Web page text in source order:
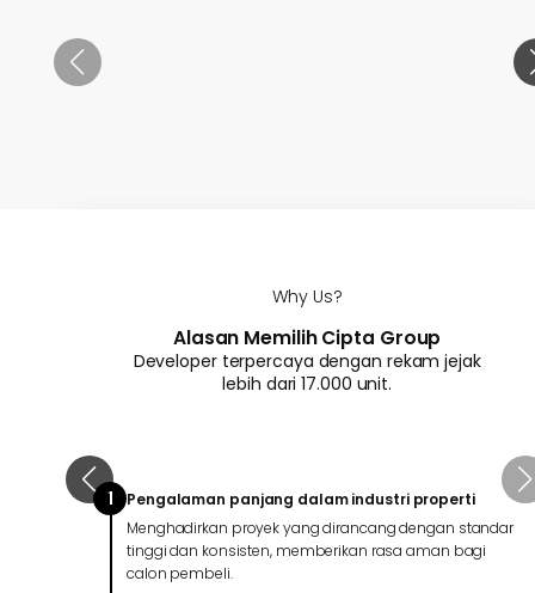
Why Us?
Alasan Memilih Cipta Group
Developer terpercaya dengan rekam jejak
lebih dari 17.000 unit.
1
Pengalaman panjang dalam industri properti
Menghadirkan proyek yang dirancang dengan standar
tinggi dan konsisten, memberikan rasa aman bagi
calon pembeli.